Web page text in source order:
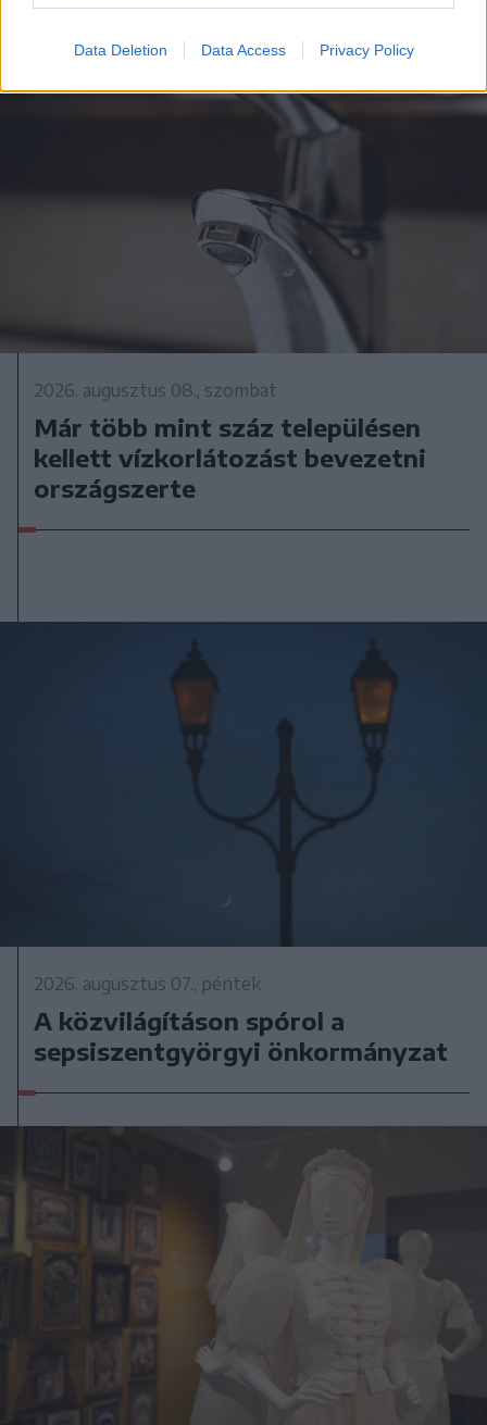
Data Deletion Data Access Privacy Policy
2026. augusztus 08., szombat
Már több mint száz településen
kellett vízkorlátozást bevezetni
országszerte
2026. augusztus 07., péntek
A közvilágításon spórol a
sepsiszentgyörgyi önkormányzat